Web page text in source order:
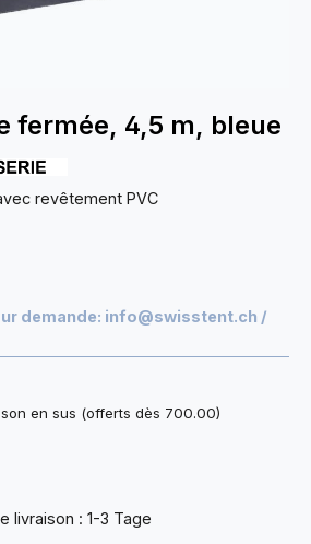
fermée, 4,5 m, bleue
revêtement PVC
demande: info@swisstent.ch /
en sus (offerts dès 700.00)
5 étoiles
livraison : 1-3 Tage